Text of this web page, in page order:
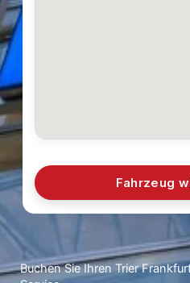
Fahrzeug
Buchen Sie Ihren Trier